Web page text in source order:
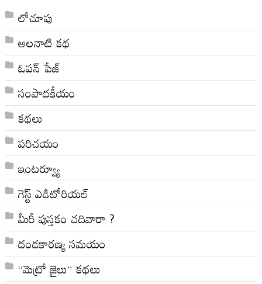
లోచూపు
అల‌నాటి క‌థ‌
ఓపన్ పేజ్
సంపాదకీయం
కథలు
పరిచయం
ఇంటర్వ్యూ
గెస్ట్ ఎడిటోరియల్
మీరీ పుస్తకం చదివారా ?
దండకారణ్య సమయం
“మెట్రో జైలు” కథలు